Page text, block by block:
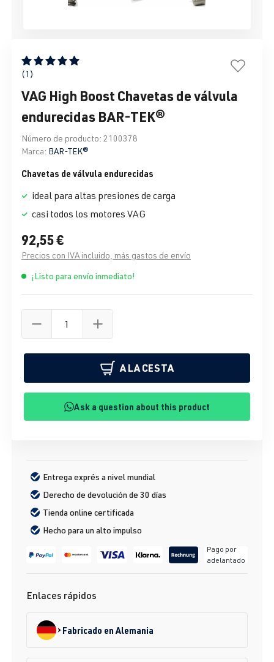
Calificación promedio de 5 de 5 estrellas
(1)
VAG High Boost Chavetas de válvula
endurecidas BAR-TEK®
Número de producto: 2100378
Marca: BAR-TEK®
Chavetas de válvula endurecidas
ideal para altas presiones de carga
casi todos los motores VAG
92,55 €
Precios con IVA incluido, más gastos de envío
¡Listo para envío inmediato!
A LA CESTA
Ask a question about this product
Entrega exprés a nivel mundial
Derecho de devolución de 30 días
Tienda online certificada
Hecho para un alto impulso
Pago por
adelantado
Enlaces rápidos
Fabricado en Alemania